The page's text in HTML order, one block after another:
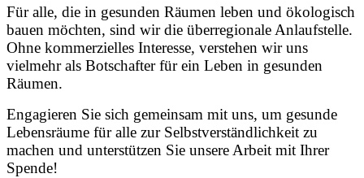
Für alle, die in gesunden Räumen leben und ökologisch
bauen möchten, sind wir die überregionale Anlaufstelle.
Ohne kommerzielles Interesse, verstehen wir uns
vielmehr als Botschafter für ein Leben in gesunden
Räumen.‍
‍Engagieren Sie sich gemeinsam mit uns, um gesunde
Lebensräume für alle zur Selbstverständlichkeit zu
machen und unterstützen Sie unsere Arbeit mit Ihrer
Spende!